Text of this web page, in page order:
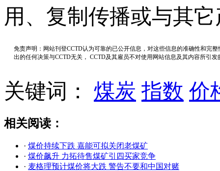
用、复制传播或与其
免责声明：网站刊登CCTD认为可靠的已公开信息，对这些信息的准确性和完
出的任何决策与CCTD无关， CCTD及其雇员不对使用网站信息及其内容所引
关键词： 煤炭 指数 价
相关阅读：
· 煤价持续下跌 嘉能可拟关闭老煤矿
· 煤价飙升 力拓待售煤矿引四买家竞争
· 麦格理预计煤价将大跌 警告不要和中国对赌